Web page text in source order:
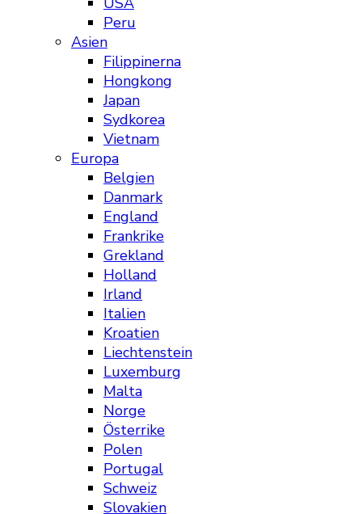
Peru
Asien
Filippinerna
Hongkong
Japan
Sydkorea
Vietnam
Europa
Belgien
Danmark
England
Frankrike
Grekland
Holland
Irland
Italien
Kroatien
Liechtenstein
Luxemburg
Malta
Norge
Österrike
Polen
Portugal
Schweiz
Slovakien